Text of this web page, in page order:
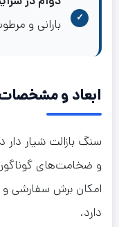
بارانی و
ابعاد و
سنگ بازالت شیار
و ضخامت‌های
امکان برش سفارشی
دارد.